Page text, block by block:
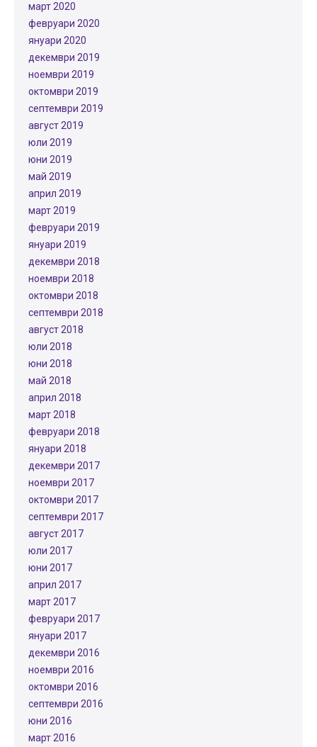
март 2020
февруари 2020
януари 2020
декември 2019
ноември 2019
октомври 2019
септември 2019
август 2019
юли 2019
юни 2019
май 2019
април 2019
март 2019
февруари 2019
януари 2019
декември 2018
ноември 2018
октомври 2018
септември 2018
август 2018
юли 2018
юни 2018
май 2018
април 2018
март 2018
февруари 2018
януари 2018
декември 2017
ноември 2017
октомври 2017
септември 2017
август 2017
юли 2017
юни 2017
април 2017
март 2017
февруари 2017
януари 2017
декември 2016
ноември 2016
октомври 2016
септември 2016
юни 2016
март 2016